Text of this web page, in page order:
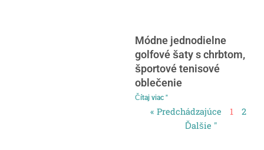
Módne jednodielne
golfové šaty s chrbtom,
športové tenisové
oblečenie
Čítaj viac "
« Predchádzajúce 1
2
Ďalšie "